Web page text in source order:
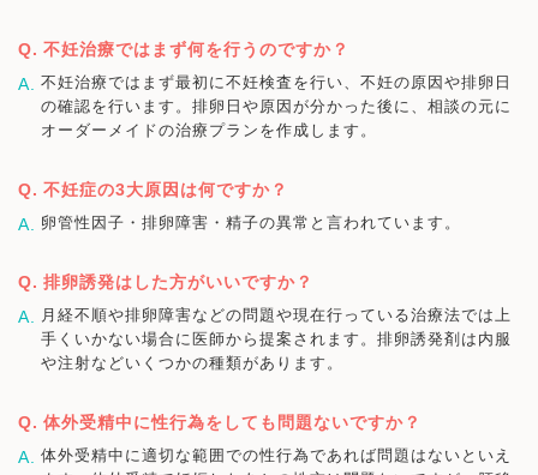
不妊治療ではまず何を行うのですか？
不妊治療ではまず最初に不妊検査を行い、不妊の原因や排卵日
の確認を行います。排卵日や原因が分かった後に、相談の元に
オーダーメイドの治療プランを作成します。
不妊症の3大原因は何ですか？
卵管性因子・排卵障害・精子の異常と言われています。
排卵誘発はした方がいいですか？
月経不順や排卵障害などの問題や現在行っている治療法では上
手くいかない場合に医師から提案されます。排卵誘発剤は内服
や注射などいくつかの種類があります。
体外受精中に性行為をしても問題ないですか？
体外受精中に適切な範囲での性行為であれば問題はないといえ